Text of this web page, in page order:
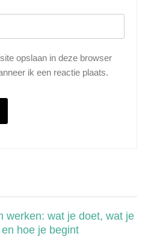
opslaan in deze browser
ik een reactie plaats.
werken: wat je doet, wat je
hoe je begint